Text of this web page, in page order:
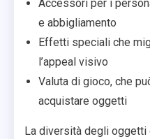
Accessori per i
e abbigliamento
Effetti speciali che
l’appeal visivo
Valuta di gioco, che
acquistare oggetti
La diversità degli